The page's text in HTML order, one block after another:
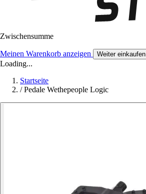
Zwischensumme
Meinen Warenkorb anzeigen Weiter einkaufen
Loading...
Startseite
/ Pedale Wethepeople Logic